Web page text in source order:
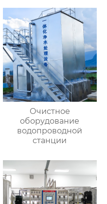
Очистное
оборудование
водопроводной
станции